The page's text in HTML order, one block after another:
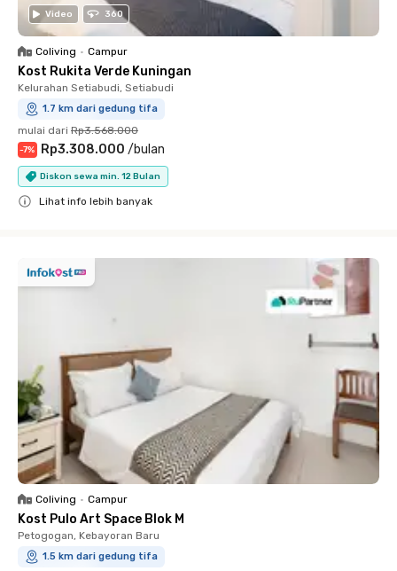
Video 360
Coliving • Campur
Kost Rukita Verde Kuningan
Kelurahan Setiabudi, Setiabudi
1.7 km dari gedung tifa
mulai dari Rp3.568.000
-7% Rp3.308.000 /bulan
Diskon sewa min. 12 Bulan
Lihat info lebih banyak
Coliving • Campur
Kost Pulo Art Space Blok M
Petogogan, Kebayoran Baru
1.5 km dari gedung tifa